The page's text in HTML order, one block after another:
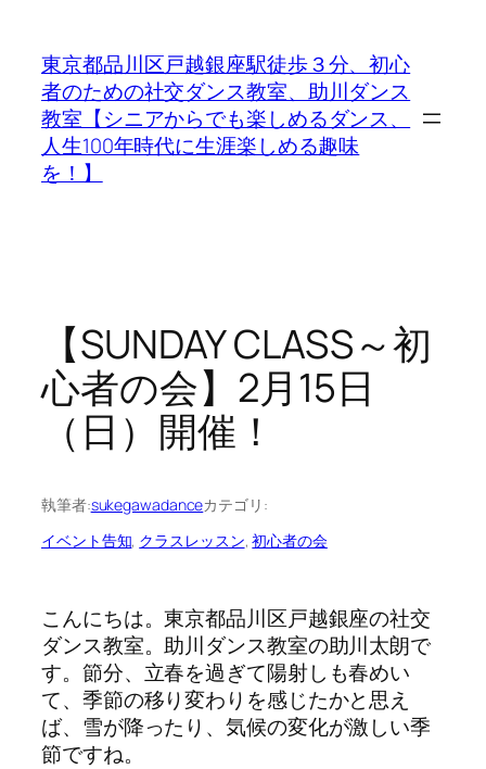
東京都品川区戸越銀座駅徒歩３分、初心
者のための社交ダンス教室、助川ダンス
教室【シニアからでも楽しめるダンス、
人生100年時代に生涯楽しめる趣味
を！】
【SUNDAY CLASS～初
心者の会】2月15日
（日）開催！
執筆者:sukegawadanceカテゴリ:
イベント告知, クラスレッスン, 初心者の会
こんにちは。東京都品川区戸越銀座の社交
ダンス教室。助川ダンス教室の助川太朗で
す。節分、立春を過ぎて陽射しも春めい
て、季節の移り変わりを感じたかと思え
ば、雪が降ったり、気候の変化が激しい季
節ですね。